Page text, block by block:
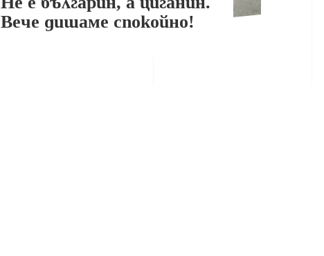
Вече дишаме спокойно!